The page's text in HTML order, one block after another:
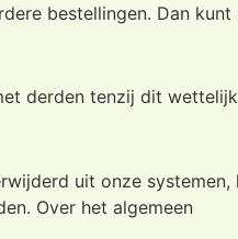
bestellingen. Dan
derden tenzij dit
uit onze
Over het algemeen